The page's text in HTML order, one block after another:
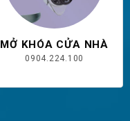
MỞ KHÓA CỬA NHÀ
0904.224.100